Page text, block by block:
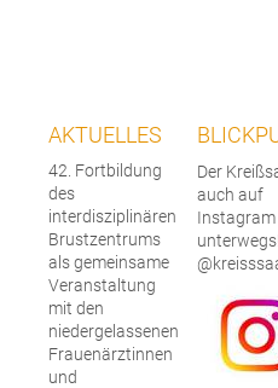
AKTUELLES
42. Fortbildung
des
interdisziplinären
Brustzentrums
als gemeinsame
Veranstaltung
mit den
niedergelassenen
Frauenärztinnen
und
Der
auch auf
Instagram